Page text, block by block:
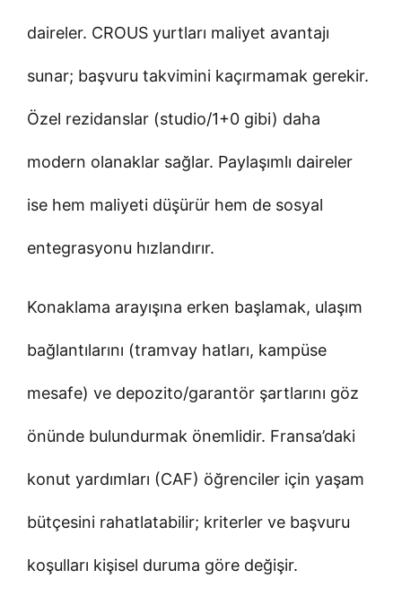
daireler. CROUS yurtları maliyet avantajı
sunar; başvuru takvimini kaçırmamak gerekir.
Özel rezidanslar (studio/1+0 gibi) daha
modern olanaklar sağlar. Paylaşımlı daireler
ise hem maliyeti düşürür hem de sosyal
entegrasyonu hızlandırır.
Konaklama arayışına erken başlamak, ulaşım
bağlantılarını (tramvay hatları, kampüse
mesafe) ve depozito/garantör şartlarını göz
önünde bulundurmak önemlidir. Fransa’daki
konut yardımları (CAF) öğrenciler için yaşam
bütçesini rahatlatabilir; kriterler ve başvuru
koşulları kişisel duruma göre değişir.